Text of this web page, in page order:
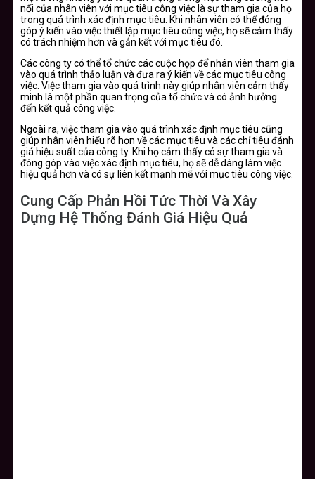
nối của nhân viên với mục tiêu công việc là sự tham gia của họ
trong quá trình xác định mục tiêu. Khi nhân viên có thể đóng
góp ý kiến vào việc thiết lập mục tiêu công việc, họ sẽ cảm thấy
có trách nhiệm hơn và gắn kết với mục tiêu đó.
Các công ty có thể tổ chức các cuộc họp để nhân viên tham gia
vào quá trình thảo luận và đưa ra ý kiến về các mục tiêu công
việc. Việc tham gia vào quá trình này giúp nhân viên cảm thấy
mình là một phần quan trọng của tổ chức và có ảnh hưởng
đến kết quả công việc.
Ngoài ra, việc tham gia vào quá trình xác định mục tiêu cũng
giúp nhân viên hiểu rõ hơn về các mục tiêu và các chỉ tiêu đánh
giá hiệu suất của công ty. Khi họ cảm thấy có sự tham gia và
đóng góp vào việc xác định mục tiêu, họ sẽ dễ dàng làm việc
hiệu quả hơn và có sự liên kết mạnh mẽ với mục tiêu công việc.
Cung Cấp Phản Hồi Tức Thời Và Xây
Dựng Hệ Thống Đánh Giá Hiệu Quả